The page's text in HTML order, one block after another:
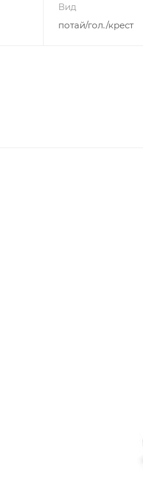
Вид
потай/гол./крест